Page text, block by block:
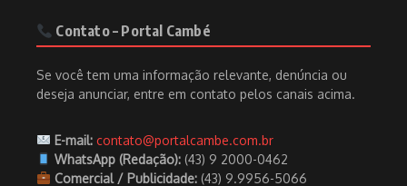
Contato – Portal Cambé
Se você tem uma informação relevante, denúncia ou
deseja anunciar, entre em contato pelos canais acima.
E-mail: contato@portalcambe.com.br
WhatsApp (Redação):(43) 9 2000-0462
Comercial / Publicidade:(43) 9.9956-5066